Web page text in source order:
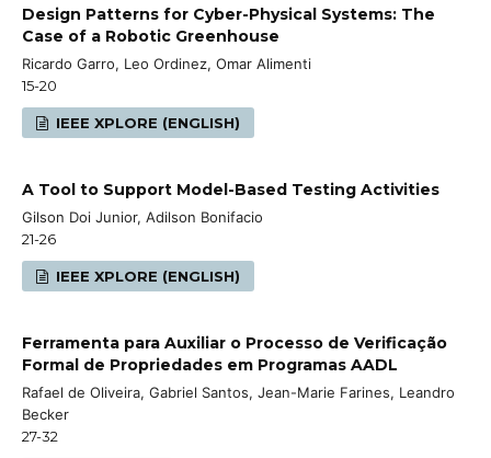
Design Patterns for Cyber-Physical Systems: The
Case of a Robotic Greenhouse
Ricardo Garro, Leo Ordinez, Omar Alimenti
15-20
IEEE XPLORE (ENGLISH)
A Tool to Support Model-Based Testing Activities
Gilson Doi Junior, Adilson Bonifacio
21-26
IEEE XPLORE (ENGLISH)
Ferramenta para Auxiliar o Processo de Verificação
Formal de Propriedades em Programas AADL
Rafael de Oliveira, Gabriel Santos, Jean-Marie Farines, Leandro
Becker
27-32